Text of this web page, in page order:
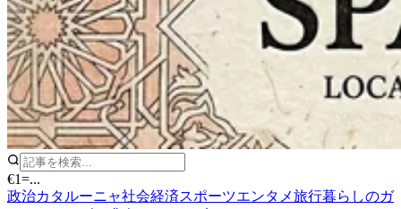
€1=...
政治カタルーニャ社会経済スポーツエンタメ旅行暮らしのガ